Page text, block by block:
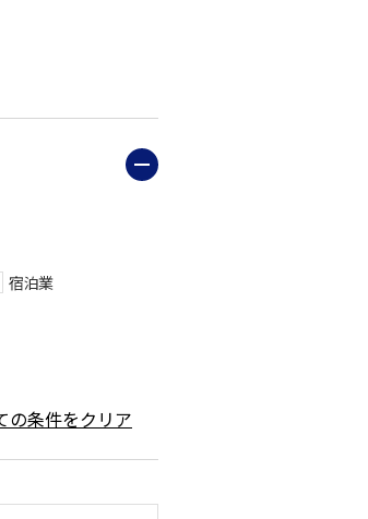
宿泊業
の条件をクリア